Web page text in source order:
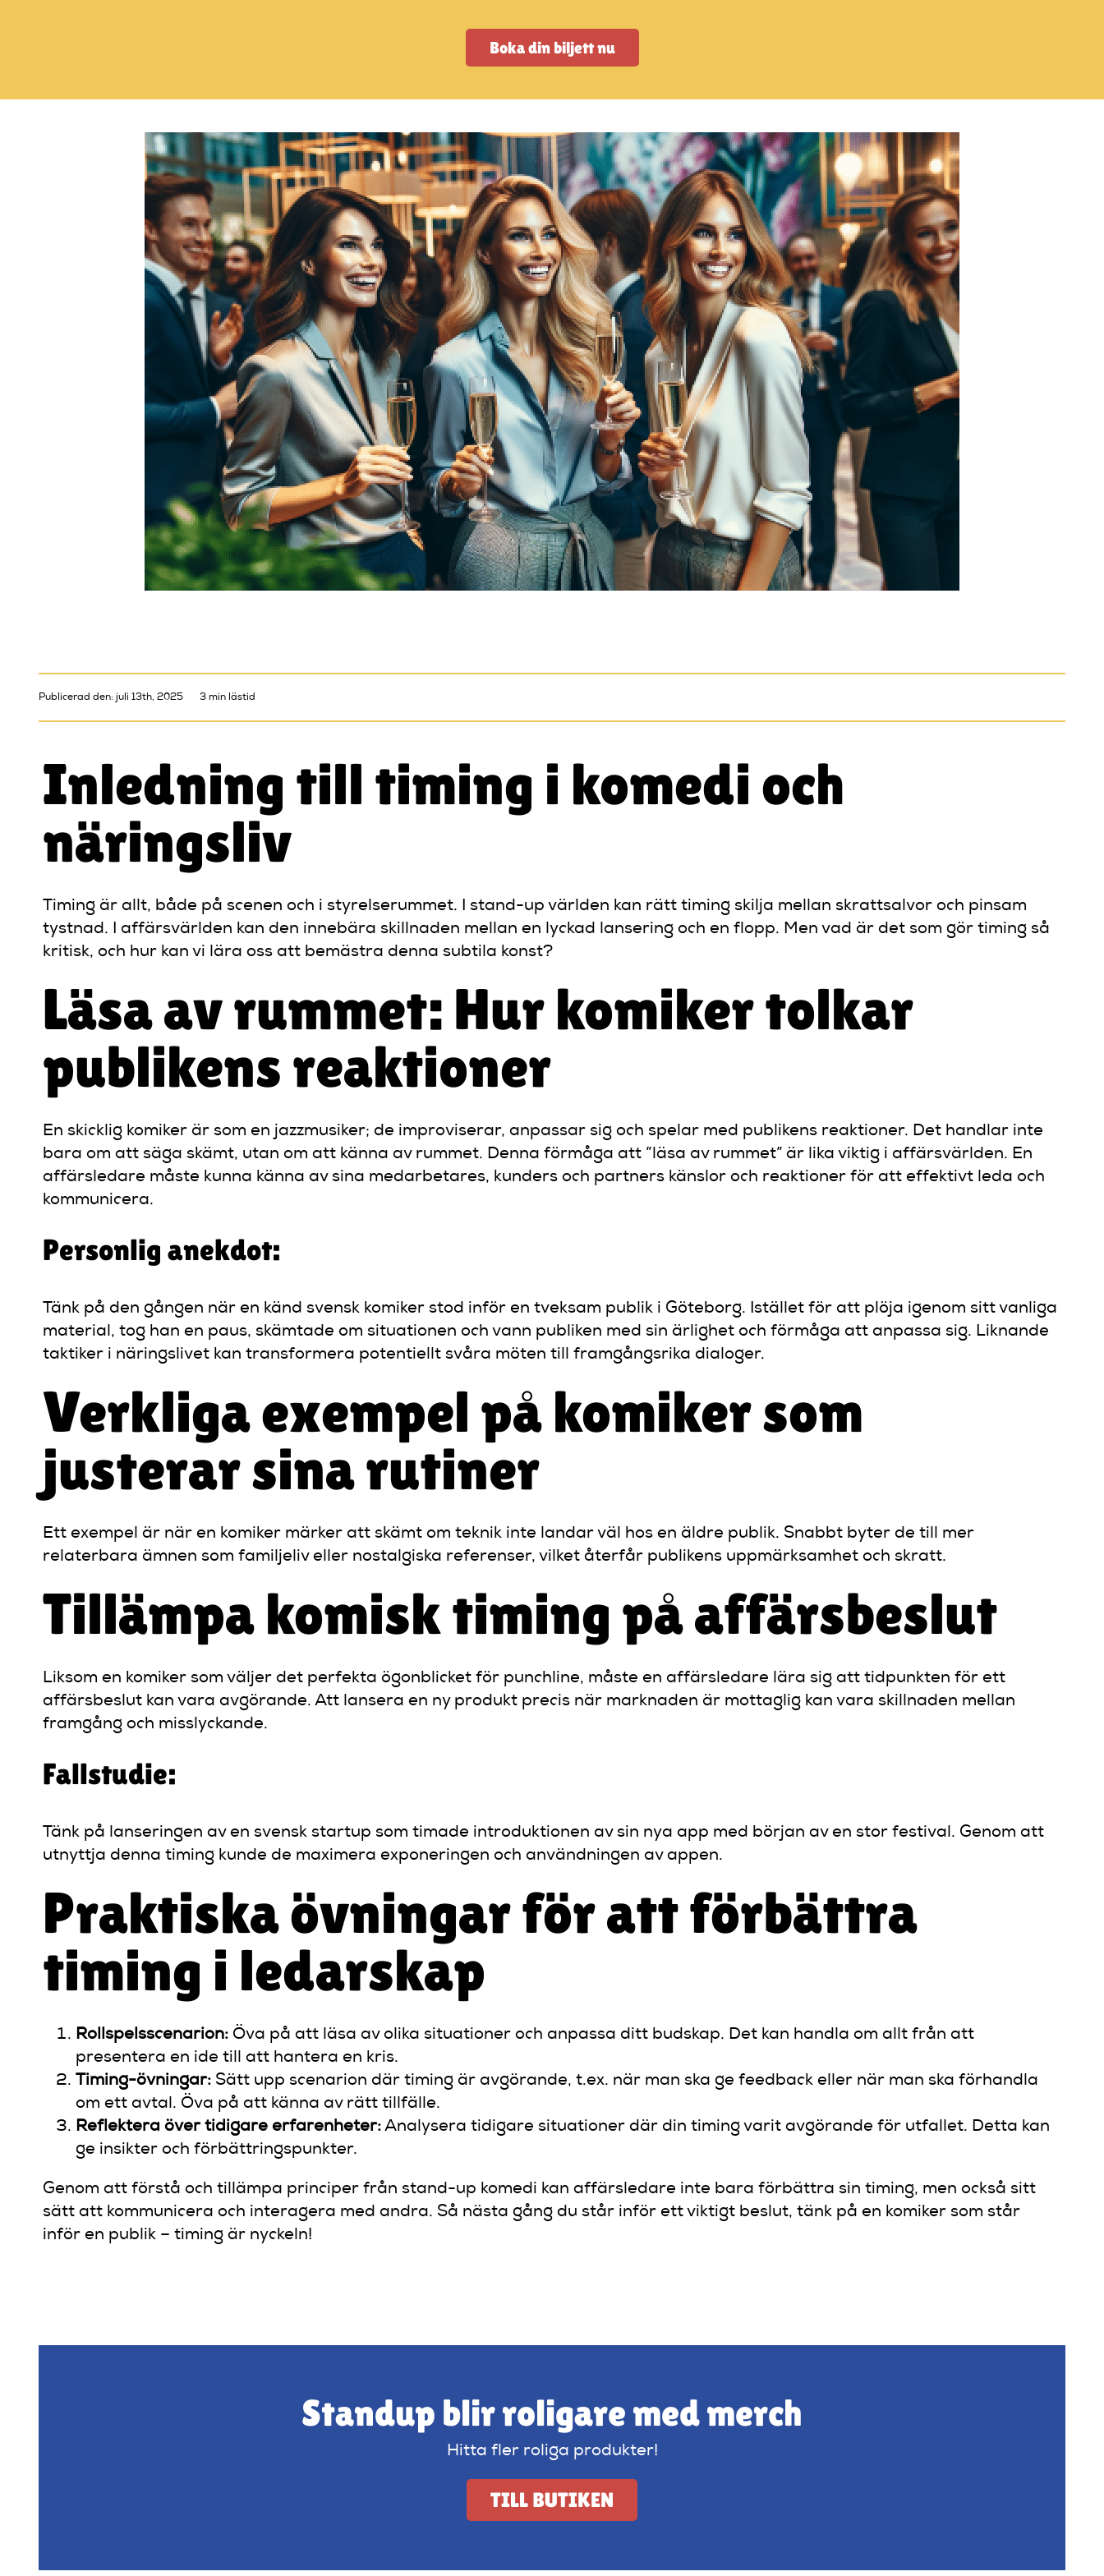
Boka din biljett nu
Publicerad den: juli 13th, 2025 3 min lästid
Inledning till timing i komedi och
näringsliv
Timing är allt, både på scenen och i styrelserummet. I stand-up världen kan rätt timing skilja mellan skrattsalvor och pinsam
tystnad. I affärsvärlden kan den innebära skillnaden mellan en lyckad lansering och en flopp. Men vad är det som gör timing så
kritisk, och hur kan vi lära oss att bemästra denna subtila konst?
Läsa av rummet: Hur komiker tolkar
publikens reaktioner
En skicklig komiker är som en jazzmusiker; de improviserar, anpassar sig och spelar med publikens reaktioner. Det handlar inte
bara om att säga skämt, utan om att känna av rummet. Denna förmåga att ”läsa av rummet” är lika viktig i affärsvärlden. En
affärsledare måste kunna känna av sina medarbetares, kunders och partners känslor och reaktioner för att effektivt leda och
kommunicera.
Personlig anekdot:
Tänk på den gången när en känd svensk komiker stod inför en tveksam publik i Göteborg. Istället för att plöja igenom sitt vanliga
material, tog han en paus, skämtade om situationen och vann publiken med sin ärlighet och förmåga att anpassa sig. Liknande
taktiker i näringslivet kan transformera potentiellt svåra möten till framgångsrika dialoger.
Verkliga exempel på komiker som
justerar sina rutiner
Ett exempel är när en komiker märker att skämt om teknik inte landar väl hos en äldre publik. Snabbt byter de till mer
relaterbara ämnen som familjeliv eller nostalgiska referenser, vilket återfår publikens uppmärksamhet och skratt.
Tillämpa komisk timing på affärsbeslut
Liksom en komiker som väljer det perfekta ögonblicket för punchline, måste en affärsledare lära sig att tidpunkten för ett
affärsbeslut kan vara avgörande. Att lansera en ny produkt precis när marknaden är mottaglig kan vara skillnaden mellan
framgång och misslyckande.
Fallstudie:
Tänk på lanseringen av en svensk startup som timade introduktionen av sin nya app med början av en stor festival. Genom att
utnyttja denna timing kunde de maximera exponeringen och användningen av appen.
Praktiska övningar för att förbättra
timing i ledarskap
Rollspelsscenarion:Öva på att läsa av olika situationer och anpassa ditt budskap. Det kan handla om allt från att
presentera en ide till att hantera en kris.
Timing-övningar:Sätt upp scenarion där timing är avgörande, t.ex. när man ska ge feedback eller när man ska förhandla
om ett avtal. Öva på att känna av rätt tillfälle.
Reflektera över tidigare erfarenheter:Analysera tidigare situationer där din timing varit avgörande för utfallet. Detta kan
ge insikter och förbättringspunkter.
Genom att förstå och tillämpa principer från stand-up komedi kan affärsledare inte bara förbättra sin timing, men också sitt
sätt att kommunicera och interagera med andra. Så nästa gång du står inför ett viktigt beslut, tänk på en komiker som står
inför en publik – timing är nyckeln!
Standup blir roligare med merch
Hitta fler roliga produkter!
TILL BUTIKEN